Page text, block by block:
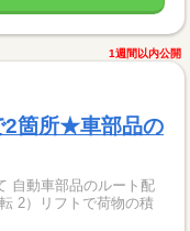
1週間以内公開
2箇所★車部品の
自動車部品のルート配